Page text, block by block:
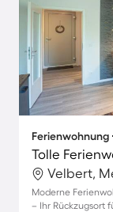
Ferienwohnung
Velbert,
Moderne
– Ihr Rückzugsort